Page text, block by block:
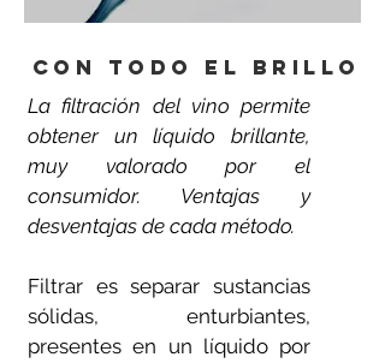
Con todo el brillo
La filtración del vino permite
obtener un líquido brillante,
muy valorado por el
consumidor. Ventajas y
desventajas de cada método.
Filtrar es separar sustancias
sólidas, enturbiantes,
presentes en un líquido por